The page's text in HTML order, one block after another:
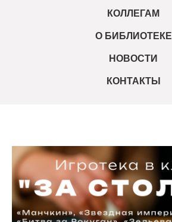
КОЛЛЕГАМ
О БИБЛИОТЕКЕ
НОВОСТИ
КОНТАКТЫ